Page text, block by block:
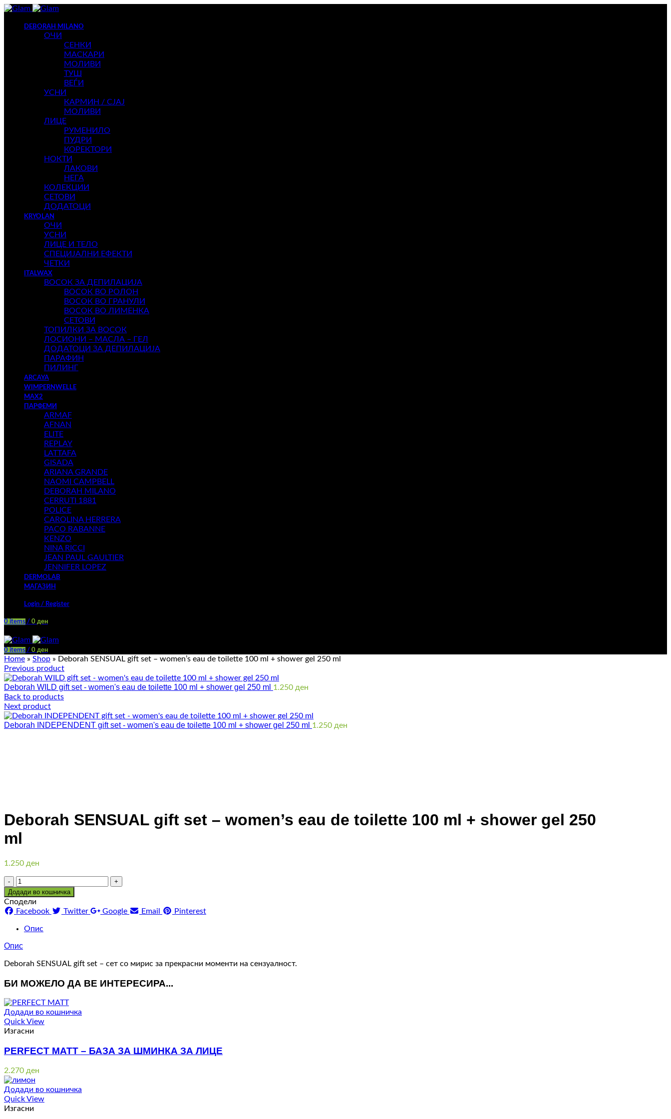
DEBORAH MILANO
ОЧИ
СЕНКИ
МАСКАРИ
МОЛИВИ
ТУШ
ВЕЃИ
УСНИ
КАРМИН / СЈАЈ
МОЛИВИ
ЛИЦЕ
РУМЕНИЛО
ПУДРИ
КОРЕКТОРИ
НОКТИ
ЛАКОВИ
НЕГА
КОЛЕКЦИИ
СЕТОВИ
ДОДАТОЦИ
KRYOLAN
ОЧИ
УСНИ
ЛИЦЕ И ТЕЛО
СПЕЦИЈАЛНИ ЕФЕКТИ
ЧЕТКИ
ITALWAX
ВОСОК ЗА ДЕПИЛАЦИЈА
ВОСОК ВО РОЛОН
ВОСОК ВО ГРАНУЛИ
ВОСОК ВО ЛИМЕНКА
СЕТОВИ
ТОПИЛКИ ЗА ВОСОК
ЛОСИОНИ – МАСЛА – ГЕЛ
ДОДАТОЦИ ЗА ДЕПИЛАЦИЈА
ПАРАФИН
ПИЛИНГ
ARCAYA
WIMPERNWELLE
MAX2
ПАРФЕМИ
ARMAF
AFNAN
ELITE
REPLAY
LATTAFA
GISADA
ARIANA GRANDE
NAOMI CAMPBELL
DEBORAH MILANO
CERRUTI 1881
POLICE
CAROLINA HERRERA
PACO RABANNE
KENZO
NINA RICCI
JEAN PAUL GAULTIER
JENNIFER LOPEZ
DERMOLAB
МАГАЗИН
Login / Register
0 items / 0 ден
0 items / 0 ден
Home » Shop » Deborah SENSUAL gift set – women’s eau de toilette 100 ml + shower gel 250 ml
Previous product
Deborah WILD gift set - women's eau de toilette 100 ml + shower gel 250 ml 1.250 ден
Back to products
Next product
Deborah INDEPENDENT gift set - women's eau de toilette 100 ml + shower gel 250 ml 1.250 ден
Deborah SENSUAL gift set – women’s eau de toilette 100 ml + shower gel 250
ml
1.250 ден
Количина
Додади во кошничка
Сподели
Facebook
Twitter Google Email Pinterest
Опис
Опис
Deborah SENSUAL gift set – сет со мирис за прекрасни моменти на сензуалност.
БИ МОЖЕЛО ДА ВЕ ИНТЕРЕСИРА...
Додади во кошничка
Quick View
Изгасни
PERFECT MATT – БАЗА ЗА ШМИНКА ЗА ЛИЦЕ
2.270 ден
Додади во кошничка
Quick View
Изгасни